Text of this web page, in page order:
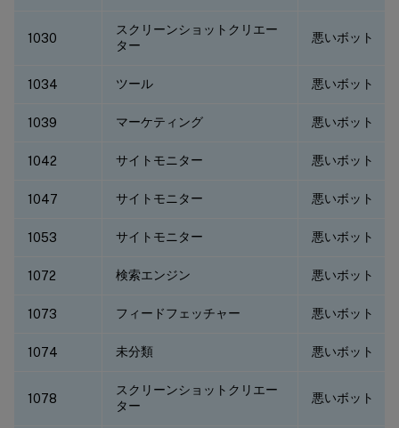
1030
スクリーンショットクリエー
ター
悪いボット
1034 ツール 悪いボット
1039 マーケティング 悪いボット
1042 サイトモニター 悪いボット
1047 サイトモニター 悪いボット
1053 サイトモニター 悪いボット
1072 検索エンジン 悪いボット
1073 フィードフェッチャー 悪いボット
1074 未分類 悪いボット
1078
スクリーンショットクリエー
ター
悪いボット